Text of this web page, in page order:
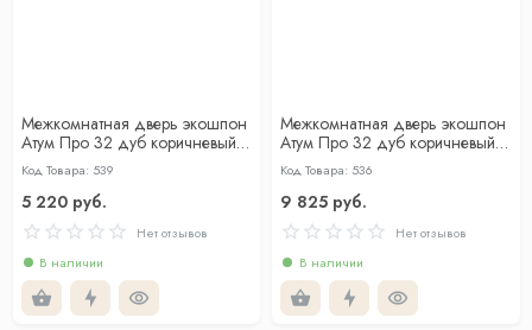
Межкомнатная дверь экошпон
Атум Про 32 дуб коричневый
глухая
Код Товара: 539
5 220 руб.
Нет отзывов
В наличии
Межкомнатная дверь экошпон
Атум Про 32 дуб коричневый с
зеркалом
Код Товара: 536
9 825 руб.
Нет отзывов
В наличии